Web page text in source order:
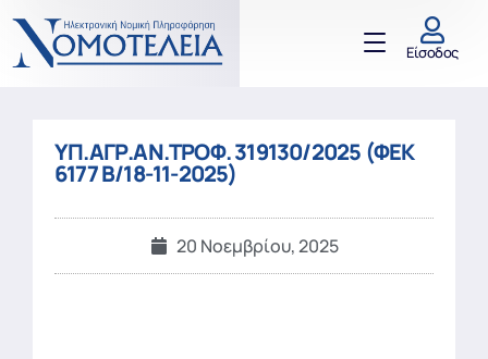
Είσοδος
ΥΠ.ΑΓΡ.ΑΝ.ΤΡΟΦ. 319130/2025 (ΦΕΚ
6177 Β/18-11-2025)
20 Νοεμβρίου, 2025